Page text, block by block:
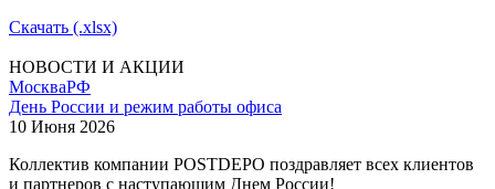
Скачать (.xlsx)
НОВОСТИ И АКЦИИ
МоскваРФ
День России и режим работы офиса
10 Июня 2026
Коллектив компании POSTDEPO поздравляет всех клиентов
и партнеров с наступающим Днем России!